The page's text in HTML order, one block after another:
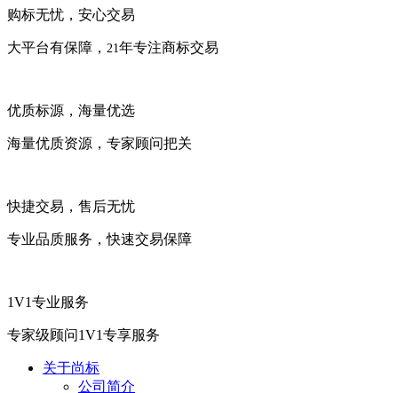
购标无忧，安心交易
大平台有保障， 21年专注商标交易
优质标源，海量优选
海量优质资源，专家顾问把关
快捷交易，售后无忧
专业品质服务，快速交易保障
1V1专业服务
专家级顾问1V1专享服务
关于尚标
公司简介